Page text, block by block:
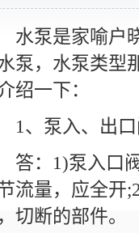
泵是家喻户晓
泵，水泵类型
绍一下：
泵入、出口
：1)泵入口阀
流量，应全开
切断的部件。